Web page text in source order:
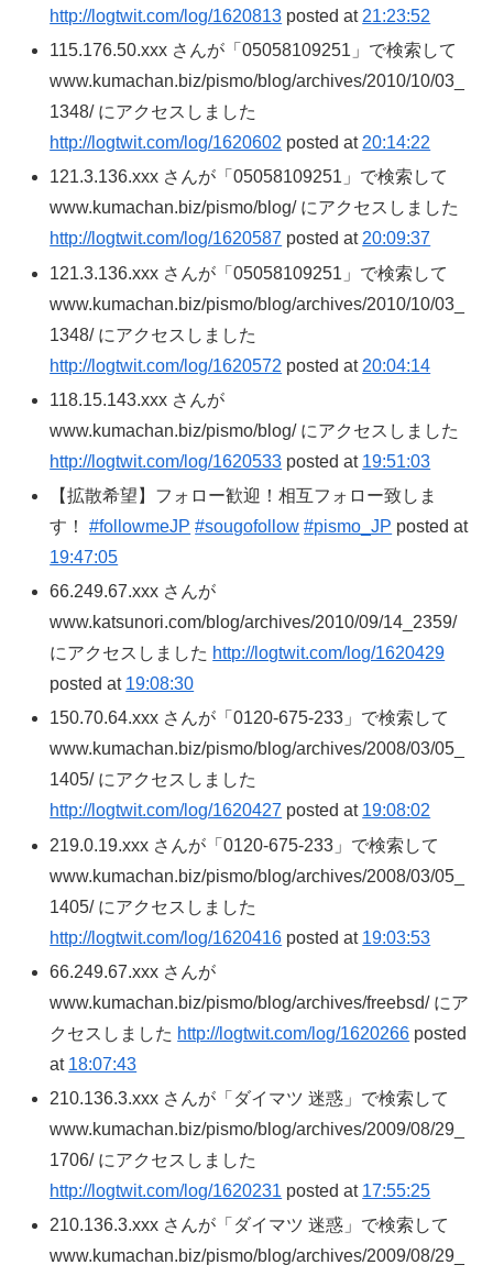
http://logtwit.com/log/1620813 posted at 21:23:52
115.176.50.xxx さんが「05058109251」で検索して
www.kumachan.biz/pismo/blog/archives/2010/10/03_
1348/ にアクセスしました
http://logtwit.com/log/1620602 posted at 20:14:22
121.3.136.xxx さんが「05058109251」で検索して
www.kumachan.biz/pismo/blog/ にアクセスしました
http://logtwit.com/log/1620587 posted at 20:09:37
121.3.136.xxx さんが「05058109251」で検索して
www.kumachan.biz/pismo/blog/archives/2010/10/03_
1348/ にアクセスしました
http://logtwit.com/log/1620572 posted at 20:04:14
118.15.143.xxx さんが
www.kumachan.biz/pismo/blog/ にアクセスしました
http://logtwit.com/log/1620533 posted at 19:51:03
【拡散希望】フォロー歓迎！相互フォロー致しま
す！#followmeJP #sougofollow #pismo_JP posted at
19:47:05
66.249.67.xxx さんが
www.katsunori.com/blog/archives/2010/09/14_2359/
にアクセスしました http://logtwit.com/log/1620429
posted at 19:08:30
150.70.64.xxx さんが「0120-675-233」で検索して
www.kumachan.biz/pismo/blog/archives/2008/03/05_
1405/ にアクセスしました
http://logtwit.com/log/1620427 posted at 19:08:02
219.0.19.xxx さんが「0120-675-233」で検索して
www.kumachan.biz/pismo/blog/archives/2008/03/05_
1405/ にアクセスしました
http://logtwit.com/log/1620416 posted at 19:03:53
66.249.67.xxx さんが
www.kumachan.biz/pismo/blog/archives/freebsd/ にア
クセスしました http://logtwit.com/log/1620266 posted
at 18:07:43
210.136.3.xxx さんが「ダイマツ 迷惑」で検索して
www.kumachan.biz/pismo/blog/archives/2009/08/29_
1706/ にアクセスしました
http://logtwit.com/log/1620231 posted at 17:55:25
210.136.3.xxx さんが「ダイマツ 迷惑」で検索して
www.kumachan.biz/pismo/blog/archives/2009/08/29_